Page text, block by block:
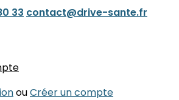
33 contact@drive-sante.fr
ouCréer un compte